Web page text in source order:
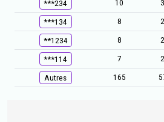
***234
10
***134
8
**1234
8
***114
7
Autres
165